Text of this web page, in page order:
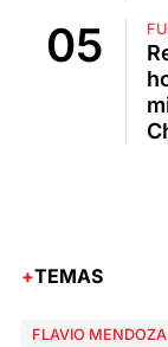
TEMAS
FLAVIO MENDOZA